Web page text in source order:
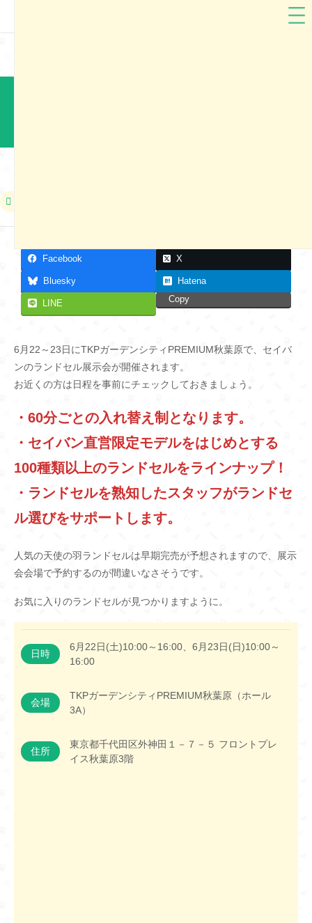
Facebook X
Bluesky Hatena
LINE Copy
6月22～23日にTKPガーデンシティPREMIUM秋葉原で、セイバ
ンのランドセル展示会が開催されます。
お近くの方は日程を事前にチェックしておきましょう。
・60分ごとの入れ替え制となります。
・セイバン直営限定モデルをはじめとする
100種類以上のランドセルをラインナップ！
・ランドセルを熟知したスタッフがランドセ
ル選びをサポートします。
人気の天使の羽ランドセルは早期完売が予想されますので、展示
会会場で予約するのが間違いなさそうです。
お気に入りのランドセルが見つかりますように。
日時
6月22日(土)10:00～16:00、6月23日(日)10:00～
16:00
会場
TKPガーデンシティPREMIUM秋葉原（ホール
3A）
住所
東京都千代田区外神田１－７－５ フロントプレ
イス秋葉原3階